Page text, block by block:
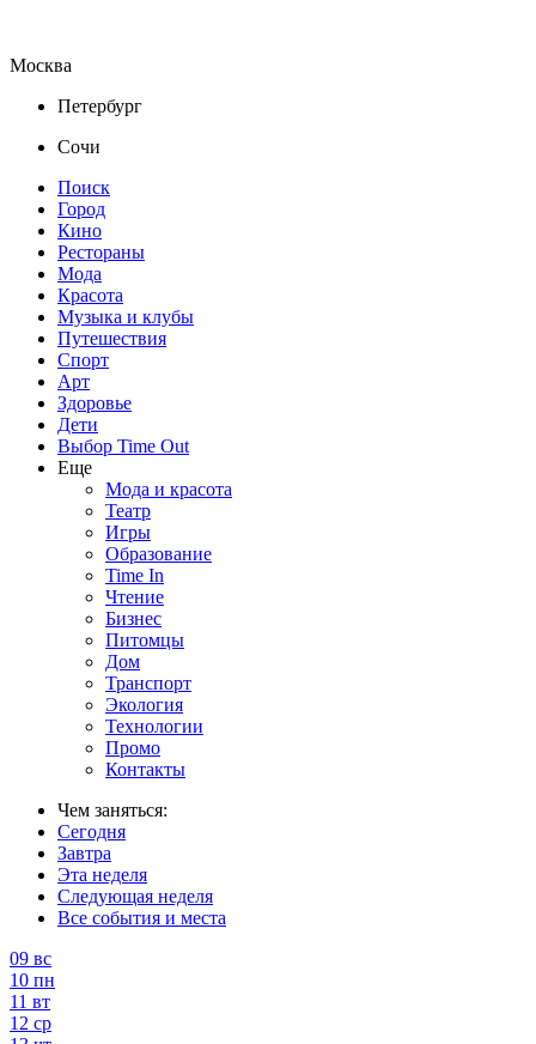
Москва
Петербург
Сочи
Поиск
Город
Кино
Рестораны
Мода
Красота
Музыка и клубы
Путешествия
Спорт
Арт
Здоровье
Дети
Выбор Time Out
Еще
Мода и красота
Театр
Игры
Образование
Time In
Чтение
Бизнес
Питомцы
Дом
Транспорт
Экология
Технологии
Промо
Контакты
Чем заняться:
Сегодня
Завтра
Эта неделя
Следующая неделя
Все события и места
09 вс
10 пн
11 вт
12 ср